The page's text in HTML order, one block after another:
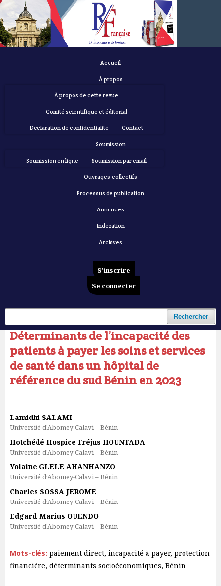
Accueil
À propos
À propos de cette revue
Comité scientifique et éditorial
Déclaration de confidentialité Contact
Soumission
Soumission en ligne Soumission par email
Ouvrages-collectifs
Processus de publication
Annonces
Indexation
Archives
S'inscrire
Se connecter
Rechercher
Vol. 7 No 5 (2026): Revue Française d'Economie et de Gestion
Articles
Déterminants de l’incapacité des
patients à payer les soins et services
de santé dans un hôpital de
référence du sud Bénin en 2023
Lamidhi SALAMI
Université d’Abomey-Calavi – Bénin
Hotchédé Hospice Fréjus HOUNTADA
Université d’Abomey-Calavi – Bénin
Yolaine GLELE AHANHANZO
Université d’Abomey-Calavi – Bénin
Charles SOSSA JEROME
Université d’Abomey-Calavi – Bénin
Edgard-Marius OUENDO
Université d’Abomey-Calavi – Bénin
Mots-clés: paiement direct, incapacité à payer, protection
financière, déterminants socioéconomiques, Bénin